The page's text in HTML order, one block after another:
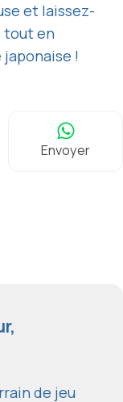
et laissez-
tout en
!
Envoyer
de jeu